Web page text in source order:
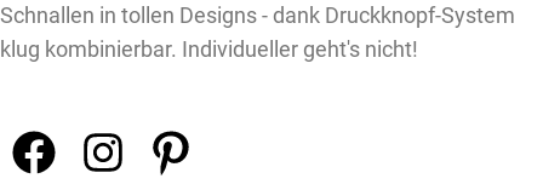
Schnallen in tollen Designs - dank Druckknopf-System
klug kombinierbar. Individueller geht's nicht!